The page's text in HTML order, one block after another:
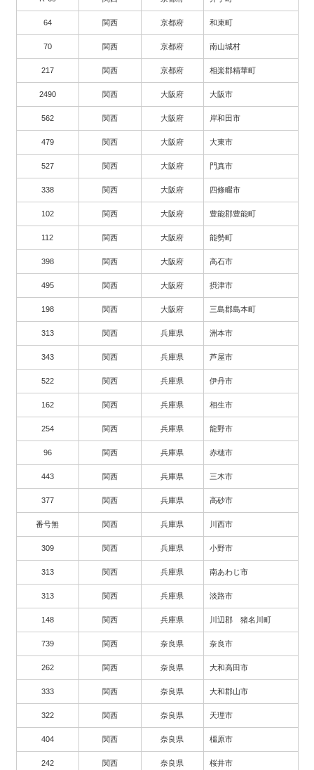
64 関西 京都府 和束町
70 関西 京都府 南山城村
217 関西 京都府 相楽郡精華町
2490 関西 大阪府 大阪市
562 関西 大阪府 岸和田市
479 関西 大阪府 大東市
527 関西 大阪府 門真市
338 関西 大阪府 四條畷市
102 関西 大阪府 豊能郡豊能町
112 関西 大阪府 能勢町
398 関西 大阪府 高石市
495 関西 大阪府 摂津市
198 関西 大阪府 三島郡島本町
313 関西 兵庫県 洲本市
343 関西 兵庫県 芦屋市
522 関西 兵庫県 伊丹市
162 関西 兵庫県 相生市
254 関西 兵庫県 龍野市
96 関西 兵庫県 赤穂市
443 関西 兵庫県 三木市
377 関西 兵庫県 高砂市
番号無 関西 兵庫県 川西市
309 関西 兵庫県 小野市
313 関西 兵庫県 南あわじ市
313 関西 兵庫県 淡路市
148 関西 兵庫県 川辺郡 猪名川町
739 関西 奈良県 奈良市
262 関西 奈良県 大和高田市
333 関西 奈良県 大和郡山市
322 関西 奈良県 天理市
404 関西 奈良県 橿原市
242 関西 奈良県 桜井市